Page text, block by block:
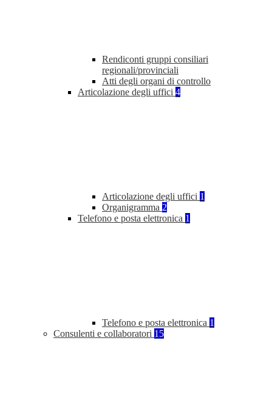
Rendiconti gruppi consiliari
regionali/provinciali
Atti degli organi di controllo
Articolazione degli uffici 4
Articolazione degli uffici 1
Organigramma 2
Telefono e posta elettronica 1
Telefono e posta elettronica 1
Consulenti e collaboratori 15